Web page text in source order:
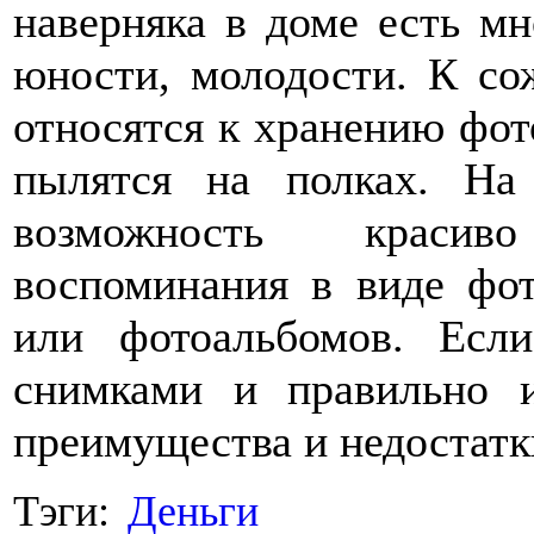
наверняка в доме есть
юности, молодости. К
относятся к хранению
пылятся на полках.
возможность
воспоминания в виде
или фотоальбомов.
снимками и правильно
преимущества и
Тэги: Деньги